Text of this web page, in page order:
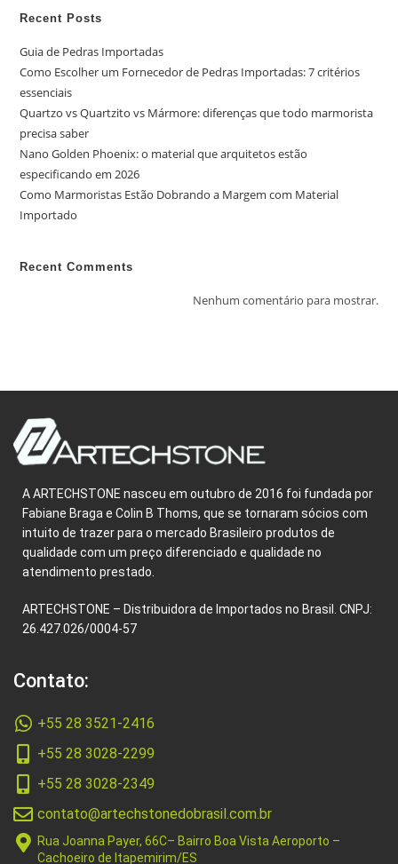
Recent Posts
Guia de Pedras Importadas
Como Escolher um Fornecedor de Pedras Importadas: 7 critérios
essenciais
Quartzo vs Quartzito vs Mármore: diferenças que todo marmorista
precisa saber
Nano Golden Phoenix: o material que arquitetos estão
especificando em 2026
Como Marmoristas Estão Dobrando a Margem com Material
Importado
Recent Comments
Nenhum comentário para mostrar.
A ARTECHSTONE nasceu em outubro de 2016 foi fundada por
Fabiane Braga e Colin B Thoms, que se tornaram sócios com
intuito de trazer para o mercado Brasileiro produtos de
qualidade com um preço diferenciado e qualidade no
atendimento prestado.
ARTECHSTONE – Distribuidora de Importados no Brasil. CNPJ:
26.427.026/0004-57
Contato:
+55 28 3521-2416
+55 28 3028-2299
+55 28 3028-2349
contato@artechstonedobrasil.com.br
Rua Joanna Payer, 66C– Bairro Boa Vista Aeroporto –
Cachoeiro de Itapemirim/ES